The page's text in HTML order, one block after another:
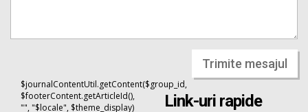
Trimite mesajul
$journalContentUtil.getContent($group_id,
$footerContent.getArticleId(),
"", "$locale", $theme_display)
Link-uri rapide